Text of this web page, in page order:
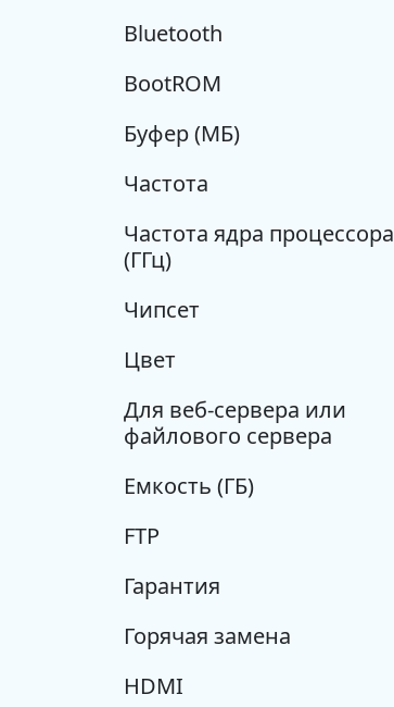
Bluetooth
BootROM
Буфер (МБ)
Частота
Частота ядра процессора
(ГГц)
Чипсет
Цвет
Для веб-сервера или
файлового сервера
Емкость (ГБ)
FTP
Гарантия
Горячая замена
HDMI